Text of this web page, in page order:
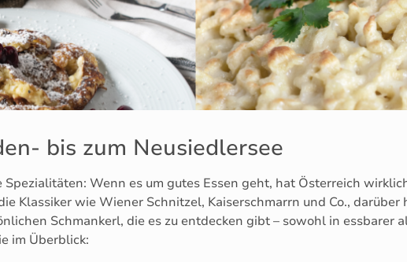
bis zum Neusiedlersee
Wenn es um gutes Essen geht, hat Österreich
Klassiker wie Wiener Schnitzel, Kaiserschmarrn und Co., darüber
Schmankerl, die es zu entdecken gibt – sowohl in essbarer
im Überblick: